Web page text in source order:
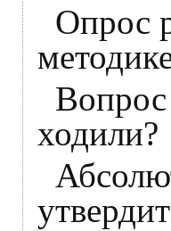
Опрос
ходили?